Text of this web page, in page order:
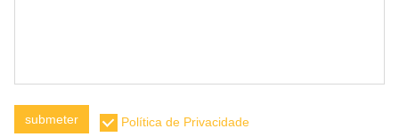
submeter Política de Privacidade